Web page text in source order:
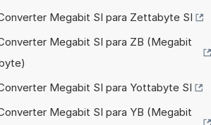
Megabit SI para Zettabyte SI
Megabit SI para ZB (Megabit
Megabit SI para Yottabyte SI
Megabit SI para YB (Megabit